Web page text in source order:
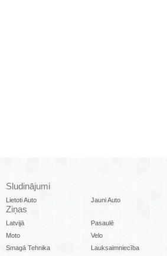
Sludinājumi
Lietoti Auto Jauni Auto
Ziņas
Latvijā Pasaulē
Moto
Velo
Smagā Tehnika
Lauksaimniecība